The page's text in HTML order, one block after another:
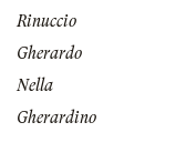
Rinuccio
Gherardo
Nella
Gherardino